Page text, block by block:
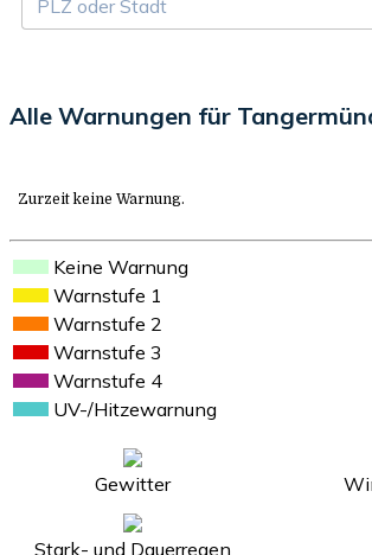
Alle Warnungen für
Zurzeit keine Warnung.
Keine Warnung
Warnstufe 1
Warnstufe 2
Warnstufe 3
Warnstufe 4
UV-/Hitzewarnung
Gewitter
Stark- und Dauerregen